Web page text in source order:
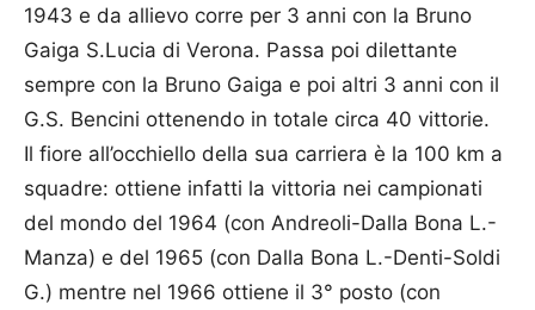
1943 e da allievo corre per 3 anni con la Bruno
Gaiga S.Lucia di Verona. Passa poi dilettante
sempre con la Bruno Gaiga e poi altri 3 anni con il
G.S. Bencini ottenendo in totale circa 40 vittorie.
Il fiore all’occhiello della sua carriera è la 100 km a
squadre: ottiene infatti la vittoria nei campionati
del mondo del 1964 (con Andreoli-Dalla Bona L.-
Manza) e del 1965 (con Dalla Bona L.-Denti-Soldi
G.) mentre nel 1966 ottiene il 3° posto (con